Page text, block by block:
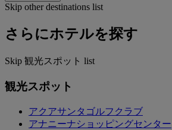
Skip other destinations list
さらにホテルを探す
Skip 観光スポット list
観光スポット
アクアサンタゴルフクラブ
アナニーナショッピングセンター